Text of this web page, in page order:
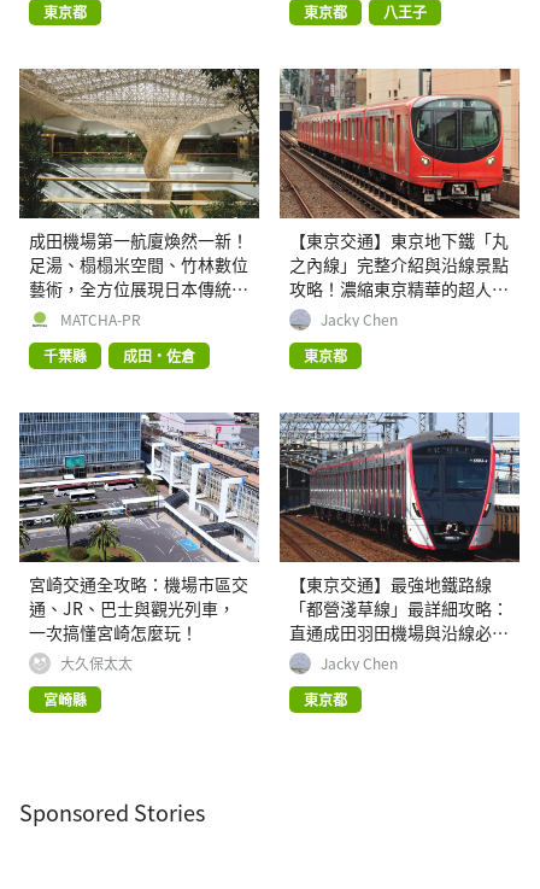
東京都
東京都
八王子
成田機場第一航廈煥然一新！
足湯、榻榻米空間、竹林數位
藝術，全方位展現日本傳統文
化和尖端技術的完美融合
MATCHA-PR
千葉縣
成田・佐倉
【東京交通】東京地下鐵「丸
之內線」完整介紹與沿線景點
攻略！濃縮東京精華的超人氣
路線 Jacky Chen
東京都
宮崎交通全攻略：機場市區交
通、JR、巴士與觀光列車，
一次搞懂宮崎怎麼玩！
大久保太太
宮崎縣
【東京交通】最強地鐵路線
「都營淺草線」最詳細攻略：
直通成田羽田機場與沿線必玩
景點 Jacky Chen
東京都
Sponsored Stories